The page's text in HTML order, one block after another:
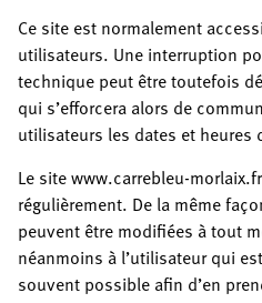
Ce site est normalement
utilisateurs. Une interruption
technique peut être toutefois
qui s’efforcera alors de
utilisateurs les dates et heures
Le site www.carrebleu-
régulièrement. De la même
peuvent être modifiées à tout
néanmoins à l’utilisateur qui
souvent possible afin d’en